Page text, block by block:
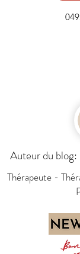
Auteur du
Thérapeute -